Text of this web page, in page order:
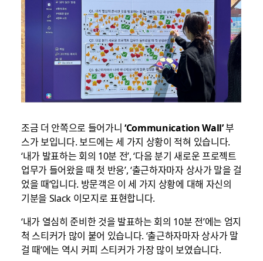
조금 더 안쪽으로 들어가니‘Communication Wall’부
스가 보입니다. 보드에는 세 가지 상황이 적혀 있습니다.
‘내가 발표하는 회의 10분 전’, ‘다음 분기 새로운 프로젝트
업무가 들어왔을 때 첫 반응’, ‘출근하자마자 상사가 말을 걸
었을 때’입니다. 방문객은 이 세 가지 상황에 대해 자신의
기분을 Slack 이모지로 표현합니다.
‘내가 열심히 준비한 것을 발표하는 회의 10분 전’에는 엄지
척 스티커가 많이 붙어 있습니다. ‘출근하자마자 상사가 말
걸 때’에는 역시 커피 스티커가 가장 많이 보였습니다.